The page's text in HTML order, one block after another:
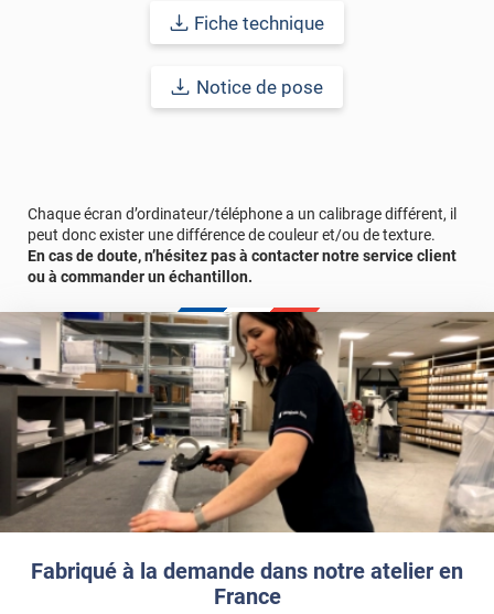
Fabriqué à la demande dans notre atelier en
France
imperfections. Classé A+ au test C.O.V et C-s2,d0 au feu, ce
revêtement peut être installé dans un lieu ouvert public.
: 10 ans en pose intérieur (anti craquèlement,
écaillage, délamination et jaunissement)
Fiche technique
Notice de pose
Chaque écran d’ordinateur/téléphone a un calibrage différent, il
peut donc exister une différence de couleur et/ou de texture.
En cas de doute, n’hésitez pas à contacter notre service client
ou à commander un échantillon.